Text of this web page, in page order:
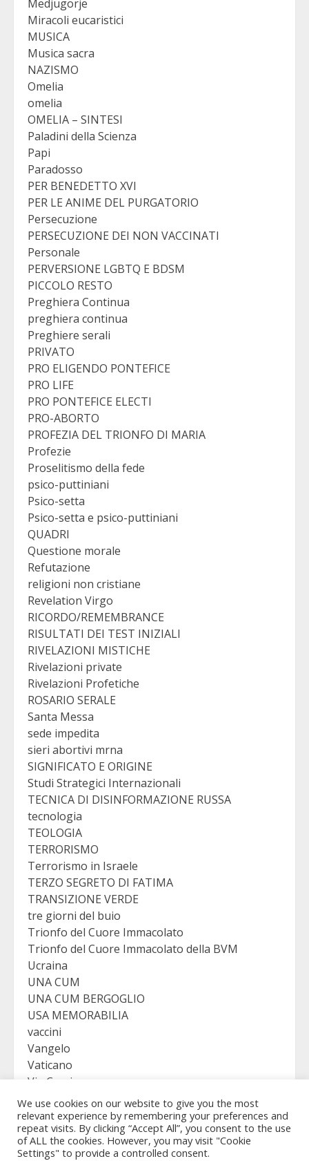
Medjugorje
Miracoli eucaristici
MUSICA
Musica sacra
NAZISMO
Omelia
omelia
OMELIA – SINTESI
Paladini della Scienza
Papi
Paradosso
PER BENEDETTO XVI
PER LE ANIME DEL PURGATORIO
Persecuzione
PERSECUZIONE DEI NON VACCINATI
Personale
PERVERSIONE LGBTQ E BDSM
PICCOLO RESTO
Preghiera Continua
preghiera continua
Preghiere serali
PRIVATO
PRO ELIGENDO PONTEFICE
PRO LIFE
PRO PONTEFICE ELECTI
PRO-ABORTO
PROFEZIA DEL TRIONFO DI MARIA
Profezie
Proselitismo della fede
psico-puttiniani
Psico-setta
Psico-setta e psico-puttiniani
QUADRI
Questione morale
Refutazione
religioni non cristiane
Revelation Virgo
RICORDO/REMEMBRANCE
RISULTATI DEI TEST INIZIALI
RIVELAZIONI MISTICHE
Rivelazioni private
Rivelazioni Profetiche
ROSARIO SERALE
Santa Messa
sede impedita
sieri abortivi mrna
SIGNIFICATO E ORIGINE
Studi Strategici Internazionali
TECNICA DI DISINFORMAZIONE RUSSA
tecnologia
TEOLOGIA
TERRORISMO
Terrorismo in Israele
TERZO SEGRETO DI FATIMA
TRANSIZIONE VERDE
tre giorni del buio
Trionfo del Cuore Immacolato
Trionfo del Cuore Immacolato della BVM
Ucraina
UNA CUM
UNA CUM BERGOGLIO
USA MEMORABILIA
vaccini
Vangelo
Vaticano
Via Crucis
VICTORY
Viganò
We use cookies on our website to give you the most
relevant experience by remembering your preferences and
repeat visits. By clicking “Accept All”, you consent to the use
of ALL the cookies. However, you may visit "Cookie
Settings" to provide a controlled consent.